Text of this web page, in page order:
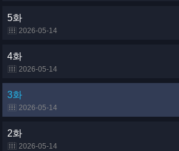
5화
2026-05-14
4화
2026-05-14
3화
2026-05-14
2화
2026-05-14